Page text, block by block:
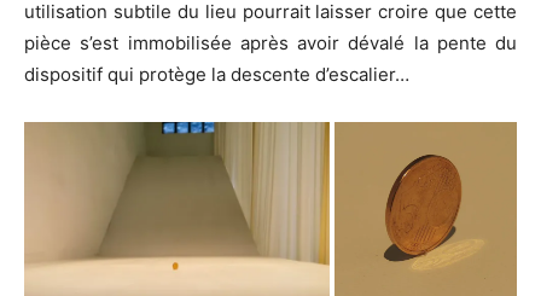
utilisation subtile du lieu pourrait laisser croire que cette
pièce s’est immobilisée après avoir dévalé la pente du
dispositif qui protège la descente d’escalier…